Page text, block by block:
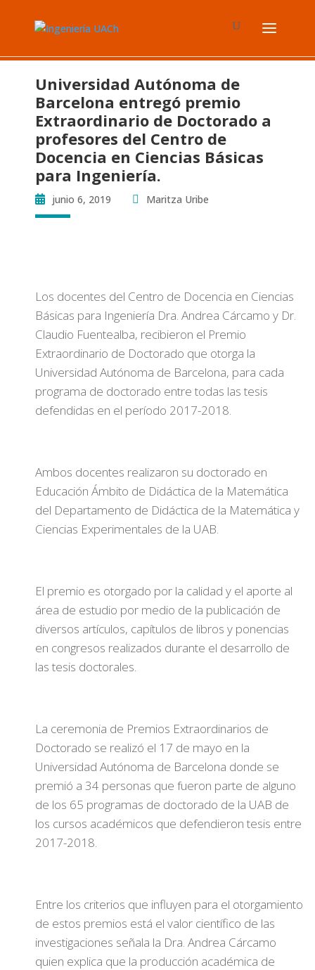
Universidad Autónoma de
Barcelona entregó premio
Extraordinario de Doctorado a
profesores del Centro de
Docencia en Ciencias Básicas
para Ingeniería.
junio 6, 2019 Maritza Uribe
Los docentes del Centro de Docencia en Ciencias
Básicas para Ingeniería Dra. Andrea Cárcamo y Dr.
Claudio Fuentealba, recibieron el Premio
Extraordinario de Doctorado que otorga la
Universidad Autónoma de Barcelona, para cada
programa de doctorado entre todas las tesis
defendidas en el período 2017-2018.
Ambos docentes realizaron su doctorado en
Educación Ámbito de Didáctica de la Matemática
del Departamento de Didáctica de la Matemática y
Ciencias Experimentales de la UAB.
El premio es otorgado por la calidad y el aporte al
área de estudio por medio de la publicación de
diversos artículos, capítulos de libros y ponencias
en congresos realizados durante el desarrollo de
las tesis doctorales.
La ceremonia de Premios Extraordinarios de
Doctorado se realizó el 17 de mayo en la
Universidad Autónoma de Barcelona donde se
premió a 34 personas que fueron parte de alguno
de los 65 programas de doctorado de la UAB de
los cursos académicos que defendieron tesis entre
2017-2018.
Entre los criterios que influyen para el otorgamiento
de estos premios está el valor científico de las
investigaciones señala la Dra. Andrea Cárcamo
quien explica que la producción académica de